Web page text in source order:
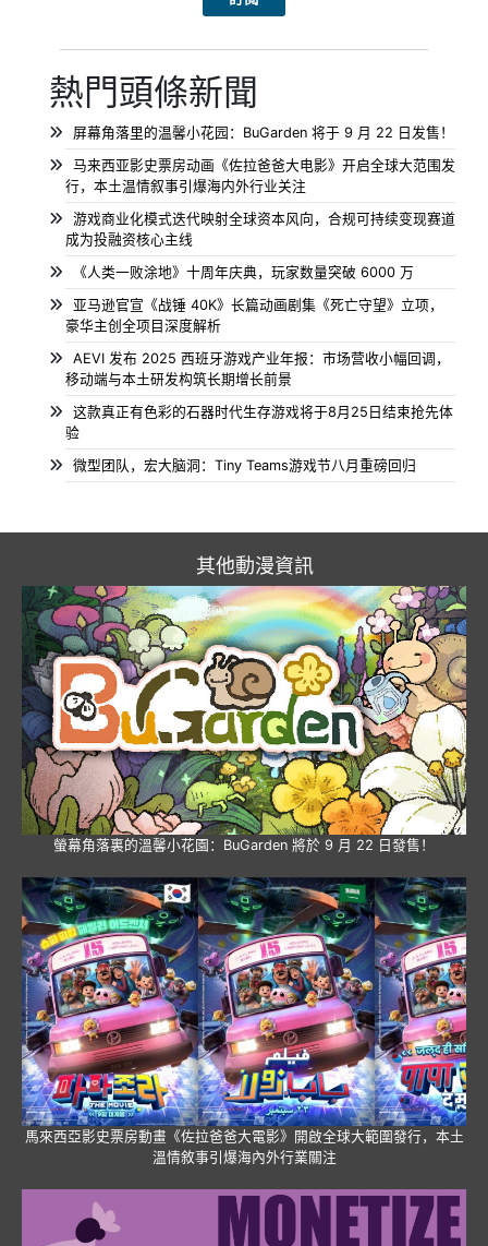
熱門頭條新聞
屏幕角落里的温馨小花园：BuGarden 将于 9 月 22 日发售！
马来西亚影史票房动画《佐拉爸爸大电影》开启全球大范围发
行，本土温情叙事引爆海内外行业关注
游戏商业化模式迭代映射全球资本风向，合规可持续变现赛道
成为投融资核心主线
《人类一败涂地》十周年庆典，玩家数量突破 6000 万
亚马逊官宣《战锤 40K》长篇动画剧集《死亡守望》立项，
豪华主创全项目深度解析
AEVI 发布 2025 西班牙游戏产业年报：市场营收小幅回调，
移动端与本土研发构筑长期增长前景
这款真正有色彩的石器时代生存游戏将于8月25日结束抢先体
验
微型团队，宏大脑洞：Tiny Teams游戏节八月重磅回归
其他動漫資訊
螢幕角落裏的溫馨小花園：BuGarden 將於 9 月 22 日發售！
馬來西亞影史票房動畫《佐拉爸爸大電影》開啟全球大範圍發行，本土
溫情敘事引爆海內外行業關注